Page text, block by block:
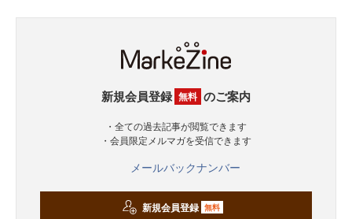
新規会員登録 無料 のご案内
・全ての過去記事が閲覧できます
・会員限定メルマガを受信できます
メールバックナンバー
新規会員登録 無料